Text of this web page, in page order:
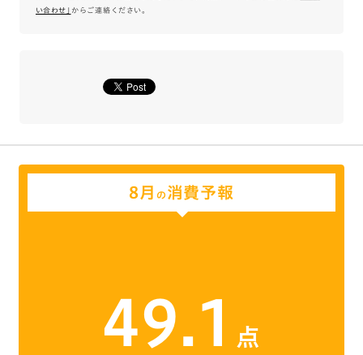
い合わせ｣ からご連絡ください。
8月 の消費予報
49.1 点